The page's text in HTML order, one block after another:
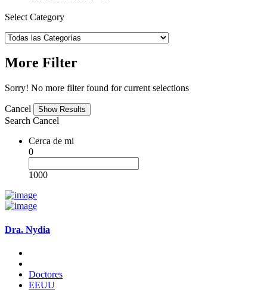
Select Category
More Filter
Sorry! No more filter found for current selections
Cancel
Search Cancel
Cerca de mi
0
1000
Dra. Nydia
Doctores
EEUU